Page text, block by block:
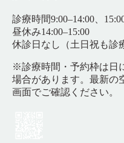
診療時間9:00–14:00、
昼休み14:00–15:00
休診日 なし（土日祝も診
※診療時間・予約枠は日
場合があります。最新の
画面でご確認ください。